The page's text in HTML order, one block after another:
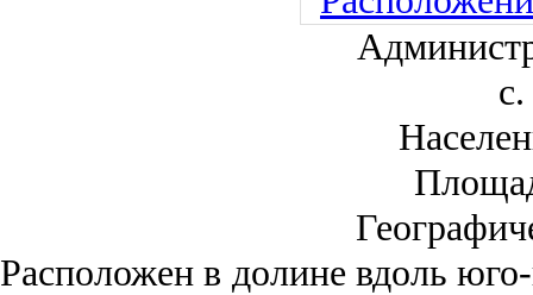
Рас­положен в долине вдоль